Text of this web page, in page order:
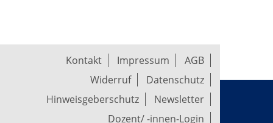
Kontakt Impressum
AGB
Widerruf
Datenschutz
Hinweisgeberschutz
Newsletter
Dozent/ -innen-Login